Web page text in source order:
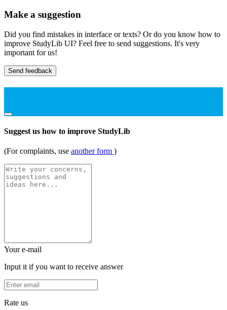
Make a suggestion
Did you find mistakes in interface or texts? Or do you know how to
improve StudyLib UI? Feel free to send suggestions. It's very
important for us!
Send feedback
Suggest us how to improve StudyLib
(For complaints, use another form )
Your e-mail
Input it if you want to receive answer
Rate us